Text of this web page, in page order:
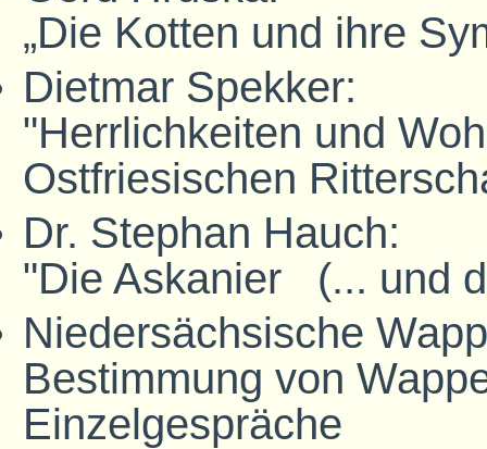
„Die Kotten und ihre
Dietmar Spekker:
"Herrlichkeiten und
Ostfriesischen
Dr. Stephan Hauch:
"Die Askanier (... und
Niedersächsische
Bestimmung von
Einzelgespräche